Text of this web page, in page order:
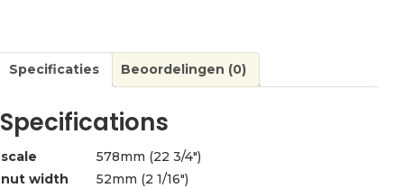
Specificaties Beoordelingen (0)
Specifications
scale
578mm (22 3/4″)
nut width
52mm (2 1/16″)